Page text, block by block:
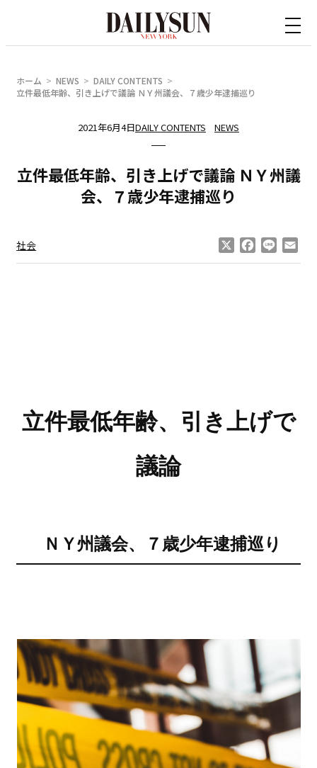
ホーム NEWS
DAILY CONTENTS
立件最低年齢、引き上げで議論 ＮＹ州議会、７歳少年逮捕巡り
2021年6月4日DAILY CONTENTS NEWS
立件最低年齢、引き上げで議論 ＮＹ州議
会、７歳少年逮捕巡り
社会 Facebook
Line
立件最低年齢、引き上げで
議論
ＮＹ州議会、７歳少年逮捕巡り